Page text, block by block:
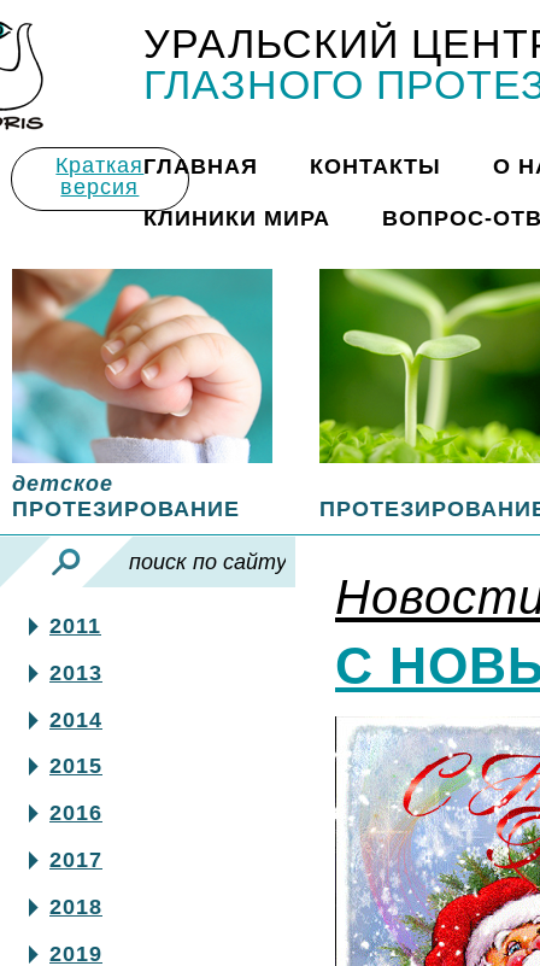
УРАЛЬСКИЙ
ГЛАЗНОГО
Краткая
версия
ГЛАВНАЯ КОНТАКТЫ О
КЛИНИКИ МИРА ВОПРОС-
детское
ПРОТЕЗИРОВАНИЕ
2011
2013
2014
2015
2016
2017
2018
2019
С